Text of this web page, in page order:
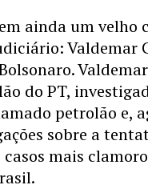
ainda um velho
Valdemar
do PT,
petrolão e,
sobre a
casos mais